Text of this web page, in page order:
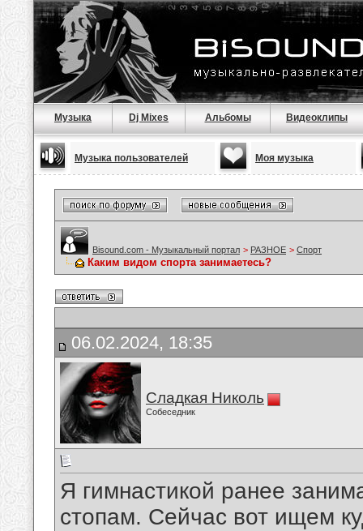
Музыка Dj Mixes Альбомы Видеоклипы
Музыка пользователей Моя музыка
Bisound.com - Музыкальный портал > РАЗНОЕ > Спорт
Каким видом спорта занимаетесь?
06.02.2024, 18:35
Сладкая Николь
Собеседник
Я гимнастикой ранее
стопам. Сейчас вот ищем